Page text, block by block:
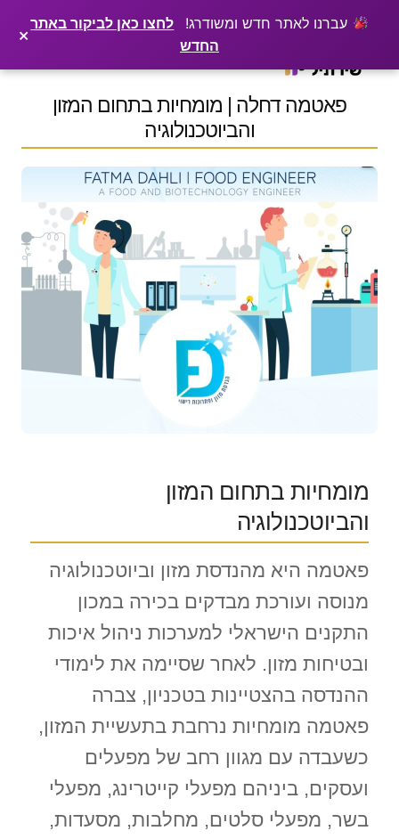
עברנו לאתר חדש ומשודרג!
לחצו כאן לביקור באתר
החדש
×
רוצים שלקוחות ימצאו אתכם בגוגל? שירתיל מפרסמת כתבה מקצועית עליכם פרסמו כתבה ←
to
פאטמה דחלה | מומחיות בתחום המזון
והביוטכנולוגיה
מומחיות בתחום המזון
והביוטכנולוגיה
פאטמה היא מהנדסת מזון וביוטכנולוגיה
מנוסה ועורכת מבדקים בכירה במכון
התקנים הישראלי למערכות ניהול איכות
ובטיחות מזון. לאחר שסיימה את לימודי
ההנדסה בהצטיינות בטכניון, צברה
פאטמה מומחיות נרחבת בתעשיית המזון,
כשעבדה עם מגוון רחב של מפעלים
ועסקים, ביניהם מפעלי קייטרינג, מפעלי
בשר, מפעלי סלטים, מחלבות, מסעדות,